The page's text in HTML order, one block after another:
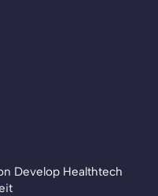
Develop Healthtech